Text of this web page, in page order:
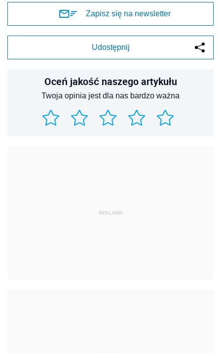
Zapisz się na newsletter
Udostępnij
Oceń jakość naszego artykułu
Twoja opinia jest dla nas bardzo ważna
REKLAMA